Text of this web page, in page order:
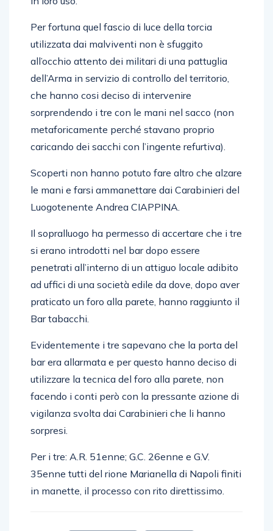
Per fortuna quel fascio di luce della torcia
utilizzata dai malviventi non è sfuggito
all’occhio attento dei militari di una pattuglia
dell’Arma in servizio di controllo del territorio,
che hanno cosi deciso di intervenire
sorprendendo i tre con le mani nel sacco (non
metaforicamente perché stavano proprio
caricando dei sacchi con l’ingente refurtiva).
Scoperti non hanno potuto fare altro che alzare
le mani e farsi ammanettare dai Carabinieri del
Luogotenente Andrea CIAPPINA.
Il sopralluogo ha permesso di accertare che i tre
si erano introdotti nel bar dopo essere
penetrati all’interno di un attiguo locale adibito
ad uffici di una società edile da dove, dopo aver
praticato un foro alla parete, hanno raggiunto il
Bar tabacchi.
Evidentemente i tre sapevano che la porta del
bar era allarmata e per questo hanno deciso di
utilizzare la tecnica del foro alla parete, non
facendo i conti però con la pressante azione di
vigilanza svolta dai Carabinieri che li hanno
sorpresi.
Per i tre: A.R. 51enne; G.C. 26enne e G.V.
35enne tutti del rione Marianella di Napoli finiti
in manette, il processo con rito direttissimo.